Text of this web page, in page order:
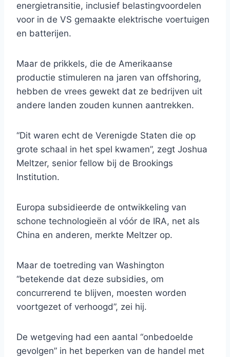
energietransitie, inclusief belastingvoordelen
voor in de VS gemaakte elektrische voertuigen
en batterijen.
Maar de prikkels, die de Amerikaanse
productie stimuleren na jaren van offshoring,
hebben de vrees gewekt dat ze bedrijven uit
andere landen zouden kunnen aantrekken.
“Dit waren echt de Verenigde Staten die op
grote schaal in het spel kwamen”, zegt Joshua
Meltzer, senior fellow bij de Brookings
Institution.
Europa subsidieerde de ontwikkeling van
schone technologieën al vóór de IRA, net als
China en anderen, merkte Meltzer op.
Maar de toetreding van Washington
“betekende dat deze subsidies, om
concurrerend te blijven, moesten worden
voortgezet of verhoogd”, zei hij.
De wetgeving had een aantal “onbedoelde
gevolgen” in het beperken van de handel met